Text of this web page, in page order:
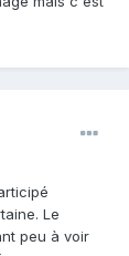
Le
peu à voir